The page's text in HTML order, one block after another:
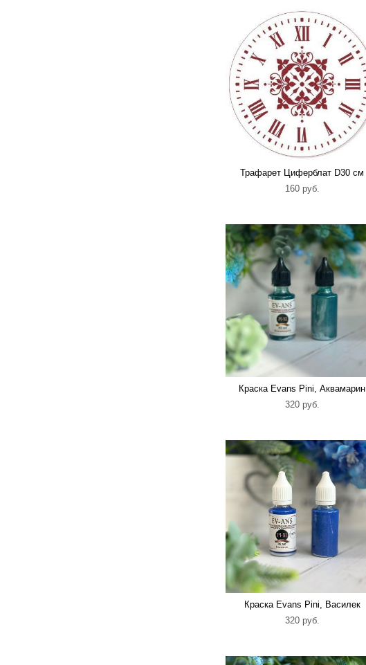
Трафарет Циферблат D30 см
160 pуб.
Краска Evans Pini, Аквамарин
320 pуб.
Краска Evans Pini, Василек
320 pуб.